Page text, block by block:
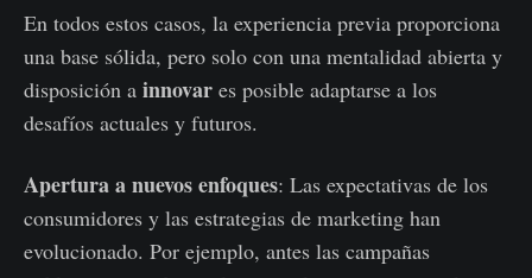
En todos estos casos, la experiencia previa proporciona
una base sólida, pero solo con una mentalidad abierta y
disposición a innovar es posible adaptarse a los
desafíos actuales y futuros.
Apertura a nuevos enfoques: Las expectativas de los
consumidores y las estrategias de marketing han
evolucionado. Por ejemplo, antes las campañas